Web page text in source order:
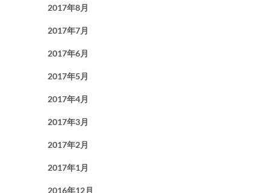
2017年8月
2017年7月
2017年6月
2017年5月
2017年4月
2017年3月
2017年2月
2017年1月
2016年12月